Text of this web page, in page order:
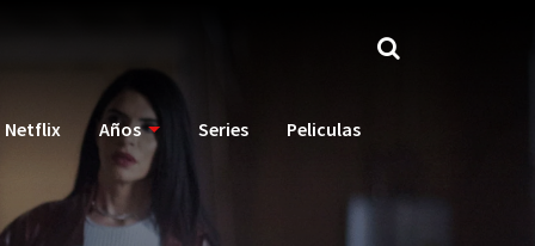
Netflix Años Series Peliculas